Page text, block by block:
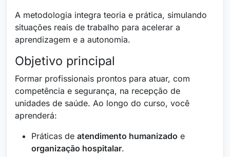
A metodologia integra teoria e prática, simulando
situações reais de trabalho para acelerar a
aprendizagem e a autonomia.
Objetivo principal
Formar profissionais prontos para atuar, com
competência e segurança, na recepção de
unidades de saúde. Ao longo do curso, você
aprenderá:
Práticas de atendimento humanizado e
organização hospitalar.